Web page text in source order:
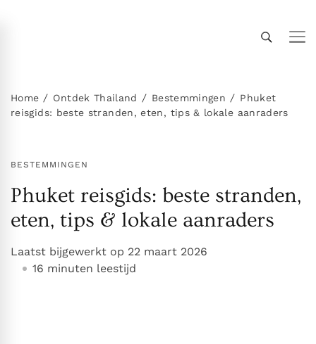
expert-tips, uitgebreide gidsen en insiderkennis
over vervoer, accommodaties,
Home Ontdek Thailand Bestemmingen
Phuket
reisgids: beste stranden, eten, tips & lokale aanraders
BESTEMMINGEN
Phuket reisgids: beste stranden,
eten, tips & lokale aanraders
Laatst bijgewerkt op 22 maart 2026
16 minuten leestijd